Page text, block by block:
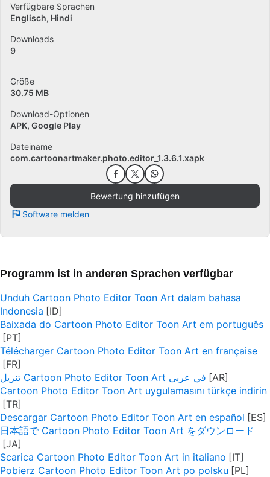
Verfügbare Sprachen
Englisch Hindi
Downloads
9
Größe
30.75 MB
Download-Optionen
APK, Google Play
Dateiname
com.cartoonartmaker.photo.editor_1.3.6.1.xapk
Bewertung hinzufügen
Software melden
Programm ist in anderen Sprachen verfügbar
Unduh Cartoon Photo Editor Toon Art dalam bahasa
Indonesia
Baixada do Cartoon Photo Editor Toon Art em português
Télécharger Cartoon Photo Editor Toon Art en française
تنزيل Cartoon Photo Editor Toon Art في عربى
Cartoon Photo Editor Toon Art uygulamasını türkçe indirin
Descargar Cartoon Photo Editor Toon Art en español
日本語で Cartoon Photo Editor Toon Art をダウンロード
Scarica Cartoon Photo Editor Toon Art in italiano
Pobierz Cartoon Photo Editor Toon Art po polsku